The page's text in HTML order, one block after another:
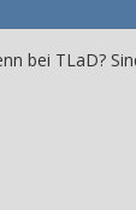
bei TLaD?